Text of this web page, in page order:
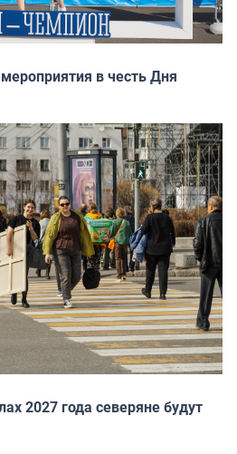
в честь Дня
2027 года северяне будут